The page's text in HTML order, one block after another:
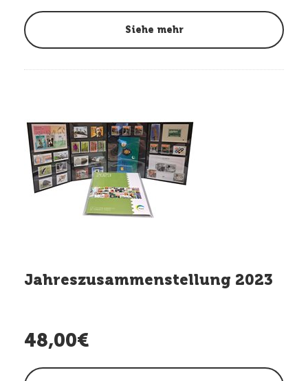
Siehe mehr
Jahreszusammenstellung 2023
48,00€